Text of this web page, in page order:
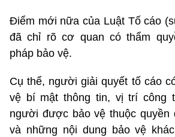
Điểm mới nữa của Luật Tố cáo
đã chỉ rõ cơ quan có thẩm
pháp bảo vệ.
Cụ thể, người giải quyết tố cáo
vệ bí mật thông tin, vị trí công
người được bảo vệ thuộc quyền
và những nội dung bảo vệ